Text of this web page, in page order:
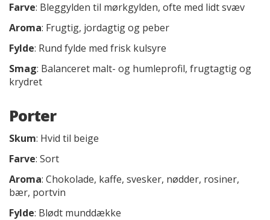
Farve: Bleggylden til mørkgylden, ofte med lidt svæv
Aroma: Frugtig, jordagtig og peber
Fylde: Rund fylde med frisk kulsyre
Smag: Balanceret malt- og humleprofil, frugtagtig og
krydret
Porter
Skum: Hvid til beige
Farve: Sort
Aroma: Chokolade, kaffe, svesker, nødder, rosiner,
bær, portvin
Fylde: Blødt munddække